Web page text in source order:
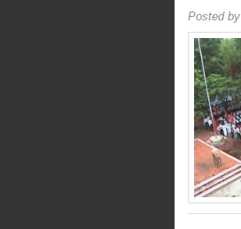
Posted by